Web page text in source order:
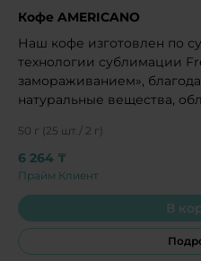
Кофе AMERICANO
Наш кофе изготовлен по
технологии сублимации
замораживанием»,
натуральные вещества,
50 г (25 шт./ 2 г)
6 264 ₸
Прайм Клиент
В